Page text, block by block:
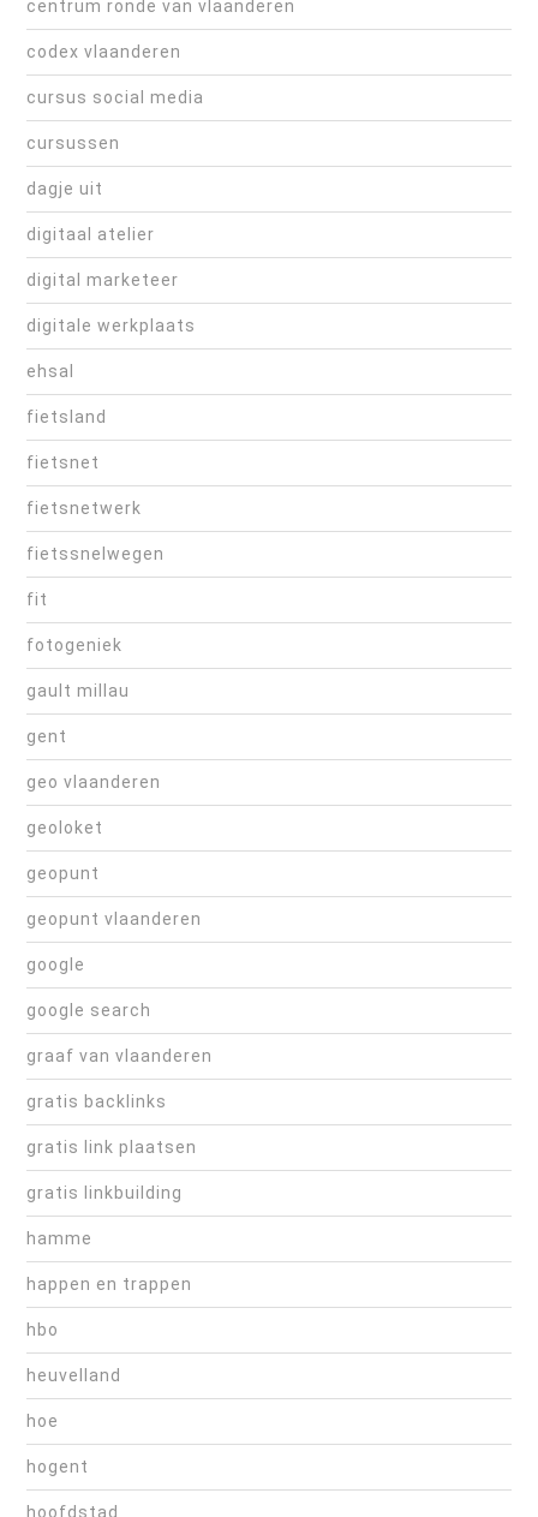
centrum ronde van vlaanderen
codex vlaanderen
cursus social media
cursussen
dagje uit
digitaal atelier
digital marketeer
digitale werkplaats
ehsal
fietsland
fietsnet
fietsnetwerk
fietssnelwegen
fit
fotogeniek
gault millau
gent
geo vlaanderen
geoloket
geopunt
geopunt vlaanderen
google
google search
graaf van vlaanderen
gratis backlinks
gratis link plaatsen
gratis linkbuilding
hamme
happen en trappen
hbo
heuvelland
hoe
hogent
hoofdstad